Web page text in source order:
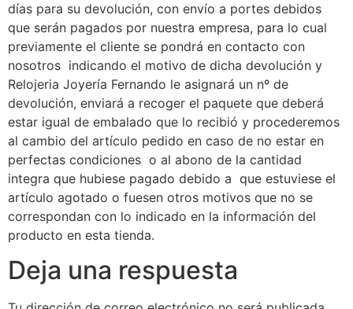
días para su devolución, con envío a portes debidos
que serán pagados por nuestra empresa, para lo cual
previamente el cliente se pondrá en contacto con
nosotros indicando el motivo de dicha devolución y
Relojeria Joyería Fernando le asignará un nº de
devolución, enviará a recoger el paquete que deberá
estar igual de embalado que lo recibió y procederemos
al cambio del artículo pedido en caso de no estar en
perfectas condiciones o al abono de la cantidad
integra que hubiese pagado debido a que estuviese el
artículo agotado o fuesen otros motivos que no se
correspondan con lo indicado en la información del
producto en esta tienda.
Deja una respuesta